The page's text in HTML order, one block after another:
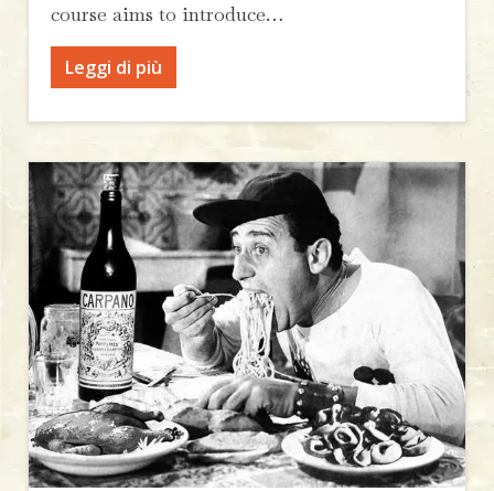
course aims to introduce…
Leggi di più